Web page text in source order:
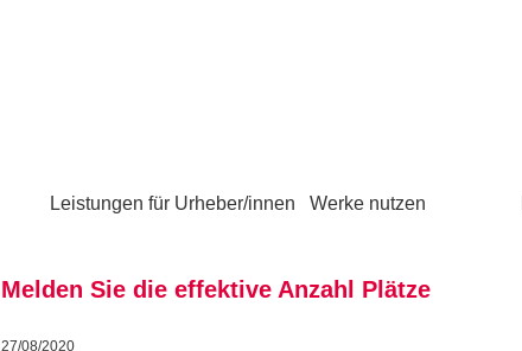
Leistungen für Urheber/innen Werke nutzen
Melden Sie die effektive Anzahl Plätze
27/08/2020